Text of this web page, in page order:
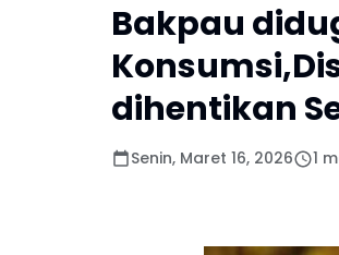
Bakpau
dihentikan
Senin, Maret 16, 2026 1